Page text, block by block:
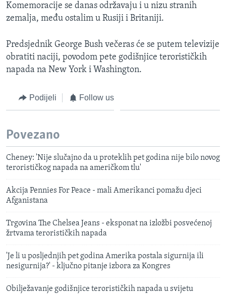
Komemoracije se danas održavaju i u nizu stranih
zemalja, među ostalim u Rusiji i Britaniji.
Predsjednik George Bush večeras će se putem televizije
obratiti naciji, povodom pete godišnjice terorističkih
napada na New York i Washington.
Podijeli Follow us
Povezano
Cheney: 'Nije slučajno da u proteklih pet godina nije bilo novog
terorističkog napada na američkom tlu'
Akcija Pennies For Peace - mali Amerikanci pomažu djeci
Afganistana
Trgovina The Chelsea Jeans - eksponat na izložbi posvećenoj
žrtvama terorističkih napada
'Je li u posljednjih pet godina Amerika postala sigurnija ili
nesigurnija?' - ključno pitanje izbora za Kongres
Obilježavanje godišnjice terorističkih napada u svijetu